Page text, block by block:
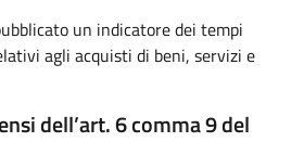
un indicatore dei tempi
agli acquisti di beni, servizi e
dell’art. 6 comma 9 del